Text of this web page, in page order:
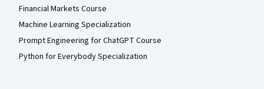
Financial Markets Course
Machine Learning Specialization
Prompt Engineering for ChatGPT Course
Python for Everybody Specialization